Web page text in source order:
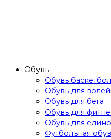
Обувь
Обувь
Обувь для
Обувь для бега
Обувь для
Обувь для
Футбольная